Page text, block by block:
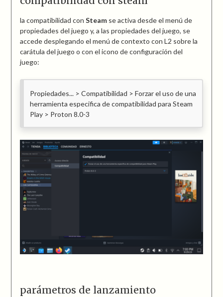
la compatibilidad con Steamse activa desde el menú de
propiedades del juego y, a las propiedades del juego, se
accede desplegando el menú de contexto con L2 sobre la
carátula del juego o con el icono de configuración del
juego:
Propiedades... > Compatibilidad > Forzar el uso de una
herramienta especifica de compatibilidad para Steam
Play > Proton 8.0-3
parámetros de lanzamiento